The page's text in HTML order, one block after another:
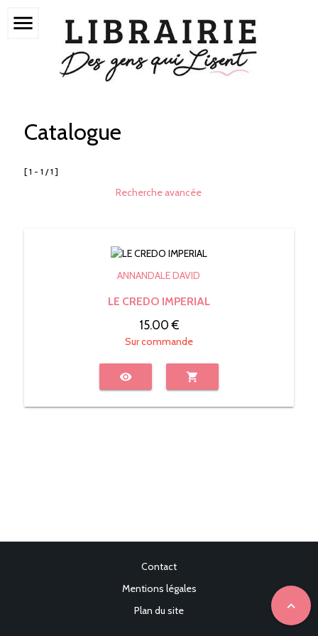
menu
Catalogue
[ 1 - 1 / 1 ]
Recherche avancée
ANNANDALE DAVID
LE CREDO IMPERIAL
15.00 €
Sur commande
visibility shopping_cart
expand_less
Contact
Mentions légales
Plan du site